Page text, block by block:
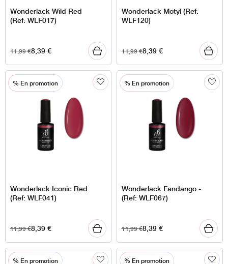
Wonderlack Wild Red
(Ref: WLF017)
11,99€8,39€
Wonderlack Motyl (Ref:
WLF120)
11,99€8,39€
% En promotion
Wonderlack Iconic Red
(Ref: WLF041)
11,99€8,39€
% En promotion
Wonderlack Fandango -
(Ref: WLF067)
11,99€8,39€
% En promotion % En promotion